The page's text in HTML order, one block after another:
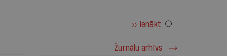
Ienākt
Žurnālu arhīvs